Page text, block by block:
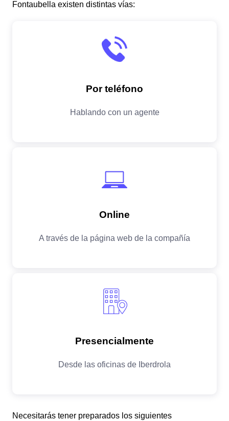
Fontaubella existen distintas vías:
Necesitarás tener preparados los siguientes